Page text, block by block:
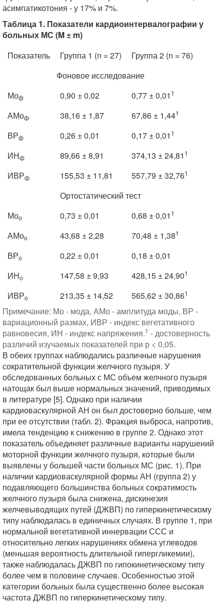
асимпатикотония - у 17% и 7%.
Таблица 1. Показатели кардиоинтервалографии у
больных МС (M ± m)
Показатель
Группа 1 (n = 27)
Группа 2 (n = 76)
Фоновое исследование
Моф 0,90 ± 0,02 0,77 ± 0,01 1
АМоф 38,16 ± 1,87 67,86 ± 1,441
ВРф 0,26 ± 0,01 0,17 ± 0,01 1
ИНф 89,66 ± 8,91 374,13 ± 24,81 1
ИВРф 155,53 ± 11,81 557,79 ± 32,761
Ортостатический тест
Моо 0,73 ± 0,01 0,68 ± 0,01 1
АМоо 43,68 ± 2,28 70,48 ± 1,381
ВРо 0,22 ± 0,01
0,18 ± 0,01
ИНо 147,58 ± 9,93 428,15 ± 24,901
ИВРо 213,35 ± 14,52 565,62 ± 30,861
Примечание: Мо - мода, АМо - амплитуда моды, ВР -
вариационный размах, ИВР - индекс вегетативного
равновесия, ИН - индекс напряжения.1 - достоверность
различий изучаемых показателей при р < 0,05.
В обеих группах наблюдались различные нарушения
сократительной функции желчного пузыря. У
обследованных больных с МС объем желчного пузыря
натощак был выше нормальных значений, приводимых
в литературе [5]. Однако при наличии
кардиоваскулярной АН он был достоверно больше, чем
при ее отсутствии (табл. 2). Фракция выброса, напротив,
имела тенденцию к снижению в группе 2. Однако этот
показатель объединяет различные варианты нарушений
моторной функции желчного пузыря, которые были
выявлены у большей части больных МС (рис. 1). При
наличии кардиоваскулярной формы АН (группа 2) у
подавляющего большинства больных сократимость
желчного пузыря была снижена, дискинезия
желчевыводящих путей (ДЖВП) по гиперкинетическому
типу наблюдалась в единичных случаях. В группе 1, при
нормальной вегетативной иннервации ССС и
относительно легких нарушениях обмена углеводов
(меньшая вероятность длительной гипергликемии),
также наблюдалась ДЖВП по гипокинетическому типу
более чем в половине случаев. Особенностью этой
категории больных была существенно более высокая
частота ДЖВП по гиперкинетическому типу.